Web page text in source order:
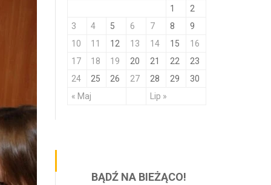
« Maj Lip »
1
2
3
4 5 6 7 8
9
10
11 12 13 14 15
16
17
18 19 20 21 22
23
24
25 26 27 28 29 30
BĄDŹ NA BIEŻĄCO!